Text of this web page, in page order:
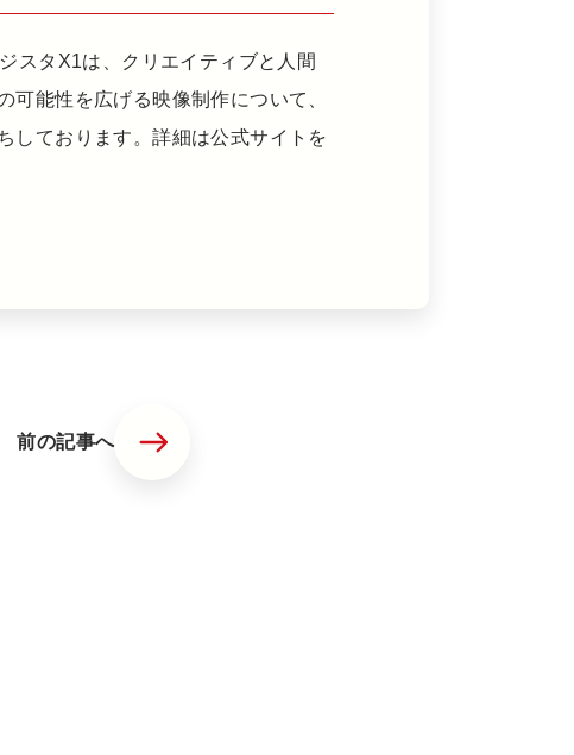
スタX1は、クリエイティブと人間
能性を広げる映像制作について、
しております。詳細は公式サイトを
前の記事へ